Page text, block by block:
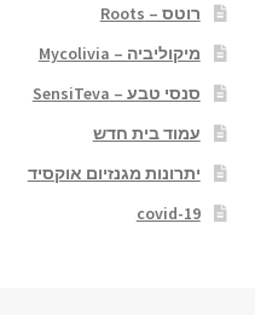
רוטס – Roots
מיקוליביה – Mycolivia
סנסי טבע – SensiTeva
עמוד בית חדש
יתרונות מגנזיום אוקסיד
covid-19